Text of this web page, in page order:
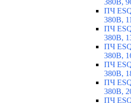
380В,
ПЧ
380В,
ПЧ
380В,
ПЧ
380В,
ПЧ
380В,
ПЧ
380В,
ПЧ